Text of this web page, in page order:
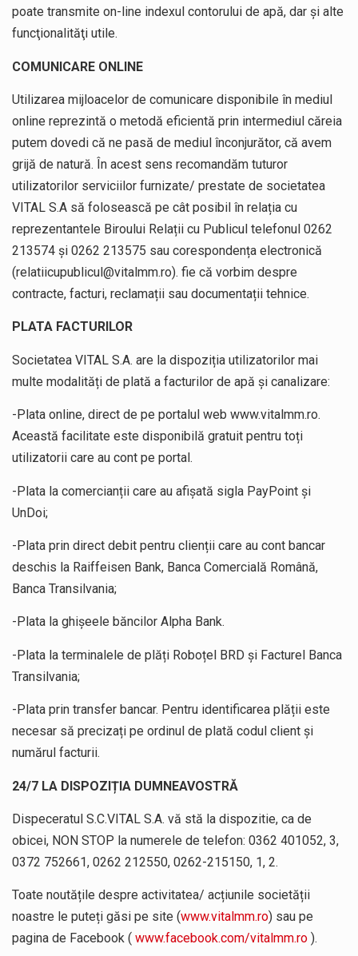
poate transmite on-line indexul contorului de apă, dar şi alte
funcţionalităţi utile.
COMUNICARE ONLINE
Utilizarea mijloacelor de comunicare disponibile în mediul
online reprezintă o metodă eficientă prin intermediul căreia
putem dovedi că ne pasă de mediul înconjurător, că avem
grijă de natură. În acest sens recomandăm tuturor
utilizatorilor serviciilor furnizate/ prestate de societatea
VITAL S.A să folosească pe cât posibil în relația cu
reprezentantele Biroului Relații cu Publicul telefonul 0262
213574 și 0262 213575 sau corespondența electronică
(relatiicupublicul@vitalmm.ro). fie că vorbim despre
contracte, facturi, reclamații sau documentații tehnice.
PLATA FACTURILOR
Societatea VITAL S.A. are la dispoziția utilizatorilor mai
multe modalități de plată a facturilor de apă și canalizare:
-Plata online, direct de pe portalul web www.vitalmm.ro.
Această facilitate este disponibilă gratuit pentru toți
utilizatorii care au cont pe portal.
-Plata la comercianții care au afișată sigla PayPoint și
UnDoi;
-Plata prin direct debit pentru clienții care au cont bancar
deschis la Raiffeisen Bank, Banca Comercială Română,
Banca Transilvania;
-Plata la ghișeele băncilor Alpha Bank.
-Plata la terminalele de plăți Roboțel BRD și Facturel Banca
Transilvania;
-Plata prin transfer bancar. Pentru identificarea plății este
necesar să precizați pe ordinul de plată codul client și
numărul facturii.
24/7 LA DISPOZIȚIA DUMNEAVOSTRĂ
Dispeceratul S.C.VITAL S.A. vă stă la dispozitie, ca de
obicei, NON STOP la numerele de telefon: 0362 401052, 3,
0372 752661, 0262 212550, 0262-215150, 1, 2.
Toate noutățile despre activitatea/ acțiunile societății
noastre le puteți găsi pe site (www.vitalmm.ro) sau pe
pagina de Facebook ( www.facebook.com/vitalmm.ro ).